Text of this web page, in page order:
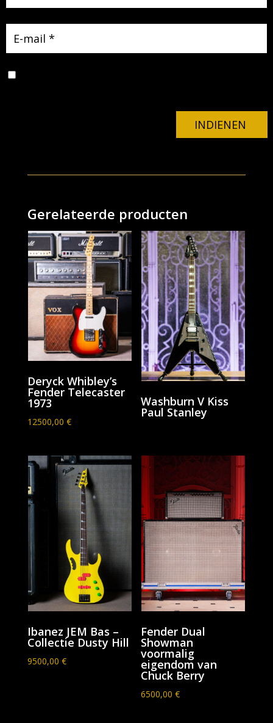
INDIENEN
Gerelateerde producten
Deryck Whibley’s
Fender Telecaster
1973
12500,00 €
Washburn V Kiss
Paul Stanley
Ibanez JEM Bas –
Collectie Dusty Hill
9500,00 €
Fender Dual
Showman
voormalig
eigendom van
Chuck Berry
6500,00€